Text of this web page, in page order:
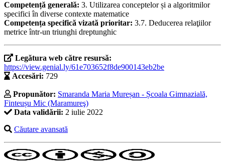
Competență generală: 3. Utilizarea conceptelor și a algoritmilor
specifici în diverse contexte matematice
Competența specifică vizată prioritar: 3.7. Deducerea relaţiilor
metrice într-un triunghi dreptunghic
Legătura web către resursă:
https://view.genial.ly/61e703652f8de900143eb2be
Accesări: 729
Propunător: Smaranda Maria Mureșan - Școala Gimnazială,
Finteușu Mic (Maramureş)
Data validării: 2 iulie 2022
Căutare avansată